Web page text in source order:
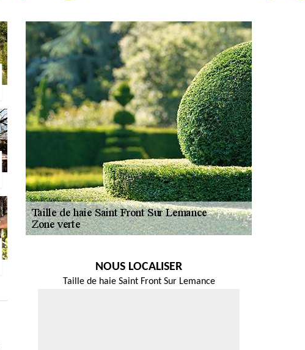
NOUS LOCALISER
Taille de haie Saint Front Sur Lemance